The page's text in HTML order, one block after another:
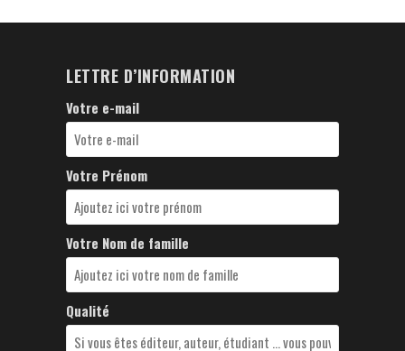
LETTRE D’INFORMATION
Votre e-mail
Votre Prénom
Votre Nom de famille
Qualité